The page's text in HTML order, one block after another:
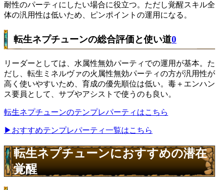
耐性のパーティにしたい場合に役立つ。ただし覚醒スキル全
体の汎用性は低いため、ピンポイントの運用になる。
転生ネプチューンの総合評価と使い道0
リーダーとしては、水属性無効パーティでの運用が基本。た
だし、転生ミネルヴァの火属性無効パーティの方が汎用性が
高く使いやすいため、育成の優先順位は低い。毒＋エンハン
ス要員として、サブやアシストで使うのも良い。
転生ネプチューンのテンプレパーティはこちら
▶おすすめテンプレパーティ一覧はこちら
転生ネプチューンにおすすめの潜在
覚醒